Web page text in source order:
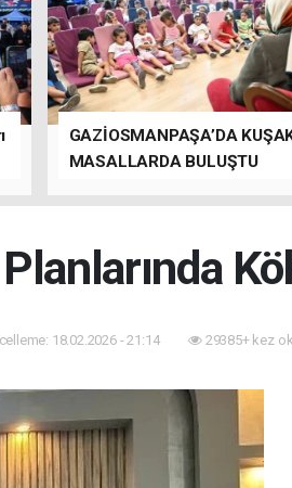
GAZİOSMANPAŞA’DA
MASALLARDA BULUŞTU
18.02.2026 - 21:14 29385+ kez